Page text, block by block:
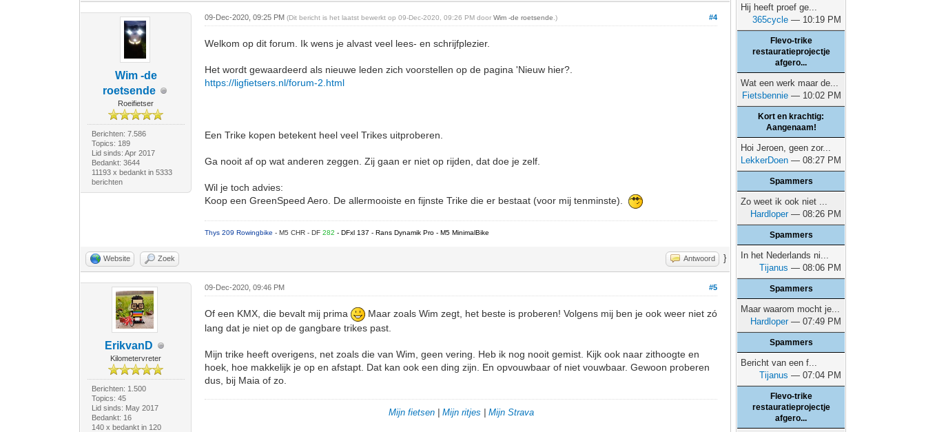
Wim -de
roetsende
Roeifietser
Berichten: 7.586
Topics: 189
Lid sinds: Apr 2017
Bedankt: 3644
11193 x bedankt in 5333
berichten
#4
09-Dec-2020, 09:25 PM(Dit bericht is het laatst bewerkt op 09-Dec-2020, 09:26 PM doorWim -de roetsende .)
Welkom op dit forum. Ik wens je alvast veel lees- en schrijfplezier.
Het wordt gewaardeerd als nieuwe leden zich voorstellen op de pagina 'Nieuw hier?.
https://ligfietsers.nl/forum-2.html
Een Trike kopen betekent heel veel Trikes uitproberen.
Ga nooit af op wat anderen zeggen. Zij gaan er niet op rijden, dat doe je zelf.
Wil je toch advies:
Koop een GreenSpeed Aero. De allermooiste en fijnste Trike die er bestaat (voor mij tenminste).
Thys 209 Rowingbike- M5 CHR - DF282- DFxl 137 - Rans Dynamik Pro - M5 MinimalBike
Website Zoek Antwoord }
ErikvanD
Kilometervreter
Berichten: 1.500
Topics: 45
Lid sinds: May 2017
Bedankt: 16
140 x bedankt in 120
#5
09-Dec-2020, 09:46 PM
Of een KMX, die bevalt mij prima
Maar zoals Wim zegt, het beste is proberen! Volgens mij ben je ook weer niet zó
lang dat je niet op de gangbare trikes past.
Mijn trike heeft overigens, net zoals die van Wim, geen vering. Heb ik nog nooit gemist. Kijk ook naar zithoogte en
hoek, hoe makkelijk je op en afstapt. Dat kan ook een ding zijn. En opvouwbaar of niet vouwbaar. Gewoon proberen
dus, bij Maia of zo.
Mijn fietsen| Mijn ritjes Mijn Strava
Hij heeft proef ge...
365cycle — 10:19 PM
Flevo-trike
restauratieprojectje
afgero...
Wat een werk maar de...
Fietsbennie — 10:02 PM
Kort en krachtig:
Aangenaam!
Hoi Jeroen, geen zor...
LekkerDoen — 08:27 PM
Spammers
Zo weet ik ook niet ...
Hardloper— 08:26 PM
Spammers
In het Nederlands ni...
Tijanus — 08:06 PM
Spammers
Maar waarom mocht je...
Hardloper— 07:49 PM
Spammers
Bericht van een f...
Tijanus — 07:04 PM
Flevo-trike
restauratieprojectje
afgero...